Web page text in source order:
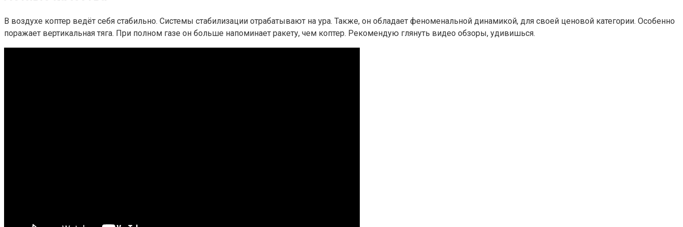
В воздухе коптер ведёт себя стабильно. Системы стабилизации отрабатывают на ура. Также, он обладает феноменальной динамикой, для своей ценовой категории. Особенно
поражает вертикальная тяга. При полном газе он больше напоминает ракету, чем коптер. Рекомендую глянуть видео обзоры, удивишься.